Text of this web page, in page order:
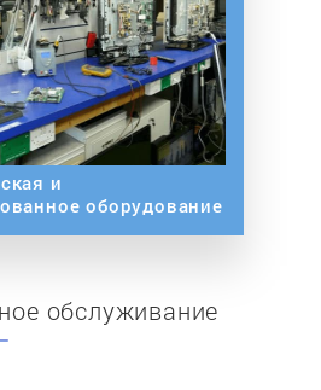
и
оборудование
обслуживание